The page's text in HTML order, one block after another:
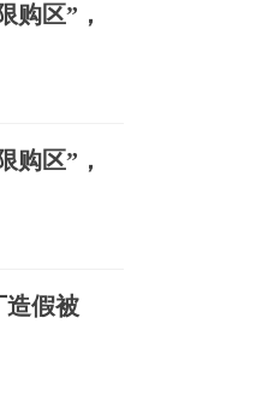
购区”，
购区”，
造假被